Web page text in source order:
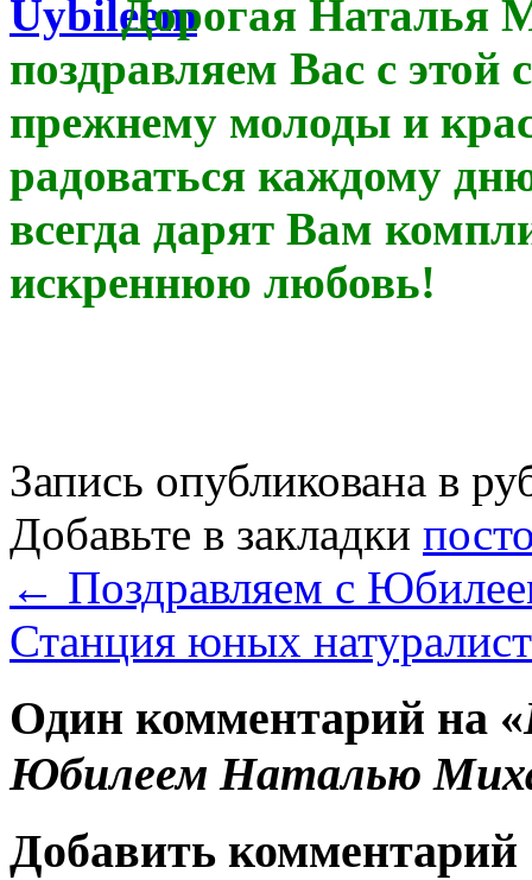
Дорогая Наталья
поздравляем Вас с этой
прежнему молоды и
радоваться каждому
всегда дарят Вам
искреннюю любовь!
Запись опубликована в
Добавьте в закладки
← Поздравляем с
Станция юных
Один комментарий на «
Юбилеем Наталью
Добавить комментарий